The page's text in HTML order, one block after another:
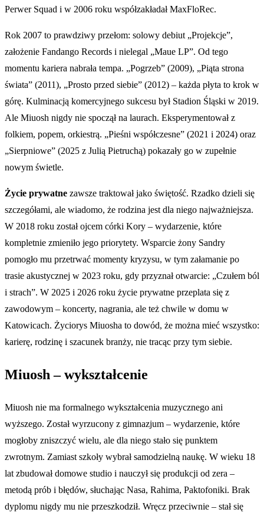
Perwer Squad i w 2006 roku współzakładał MaxFloRec.
Rok 2007 to prawdziwy przełom: solowy debiut „Projekcje”,
założenie Fandango Records i nielegal „Maue LP”. Od tego
momentu kariera nabrała tempa. „Pogrzeb” (2009), „Piąta strona
świata” (2011), „Prosto przed siebie” (2012) – każda płyta to krok w
górę. Kulminacją komercyjnego sukcesu był Stadion Śląski w 2019.
Ale Miuosh nigdy nie spoczął na laurach. Eksperymentował z
folkiem, popem, orkiestrą. „Pieśni współczesne” (2021 i 2024) oraz
„Sierpniowe” (2025 z Julią Pietruchą) pokazały go w zupełnie
nowym świetle.
Życie prywatne zawsze traktował jako świętość. Rzadko dzieli się
szczegółami, ale wiadomo, że rodzina jest dla niego najważniejsza.
W 2018 roku został ojcem córki Kory – wydarzenie, które
kompletnie zmieniło jego priorytety. Wsparcie żony Sandry
pomogło mu przetrwać momenty kryzysu, w tym załamanie po
trasie akustycznej w 2023 roku, gdy przyznał otwarcie: „Czułem ból
i strach”. W 2025 i 2026 roku życie prywatne przeplata się z
zawodowym – koncerty, nagrania, ale też chwile w domu w
Katowicach. Życiorys Miuosha to dowód, że można mieć wszystko:
karierę, rodzinę i szacunek branży, nie tracąc przy tym siebie.
Miuosh – wykształcenie
Miuosh nie ma formalnego wykształcenia muzycznego ani
wyższego. Został wyrzucony z gimnazjum – wydarzenie, które
mogłoby zniszczyć wielu, ale dla niego stało się punktem
zwrotnym. Zamiast szkoły wybrał samodzielną naukę. W wieku 18
lat zbudował domowe studio i nauczył się produkcji od zera –
metodą prób i błędów, słuchając Nasa, Rahima, Paktofoniki. Brak
dyplomu nigdy mu nie przeszkodził. Wręcz przeciwnie – stał się